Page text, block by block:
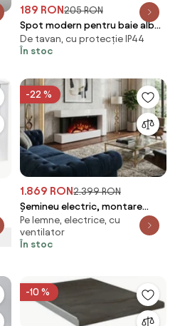
189 RON205 RON
Spot modern pentru baie alb
cu 3 lumini IP44 - Ducha
De tavan, cu protecție IP44
În stoc
-22 %
1.869 RON 2.399 RON
Șemineu electric, montare
independentă, cadru MDF,
sticla securizata, flacara LED cu
efect realist, difuzor cu sunet
Pe lemne, electrice, cu
ventilator
În stoc
-10 %